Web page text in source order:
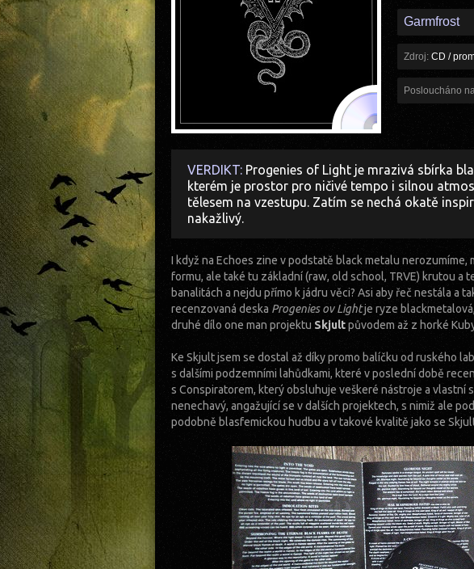
Garmfrost
Zdroj: CD /
Posloucháno
VERDIKT: Progenies of Light je mrazivá sbírka
kterém je prostor pro ničivé tempo i silnou
tělesem na vzestupu. Zatím se nechá okatě
nakažlivý.
I když na Echoes zine v podstatě black metalu nerozumíme,
formu, ale také tu základní (raw, old school, TRVE) krutou a
banalitách a nejdu přímo k jádru věci? Asi aby řeč nestála a
recenzovaná deska Progenies ov Lightje ryze
druhé dílo one man projektu Skjultpůvodem až z horké
Ke Skjult jsem se dostal až díky promo balíčku od ruského
s dalšími podzemními lahůdkami, které v poslední době
s Conspiratorem, který obsluhuje veškeré nástroje a vlastní
nenechavý, angažující se v dalších projektech, s nimiž ale
podobně blasfemickou hudbu a v takové kvalitě jako se